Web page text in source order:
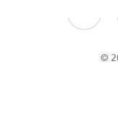
©